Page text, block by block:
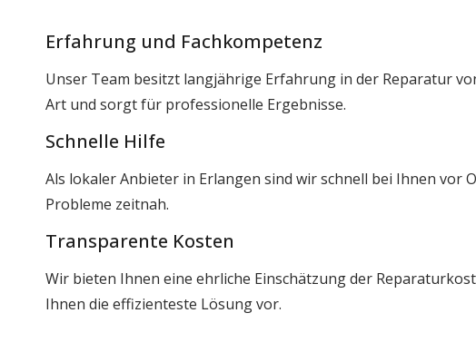
Erfahrung und Fachkompetenz
Unser Team besitzt langjährige Erfahrung in der Reparatur
Art und sorgt für professionelle Ergebnisse.
Schnelle Hilfe
Als lokaler Anbieter in Erlangen sind wir schnell bei Ihnen vor
Probleme zeitnah.
Transparente Kosten
Wir bieten Ihnen eine ehrliche Einschätzung der
Ihnen die effizienteste Lösung vor.